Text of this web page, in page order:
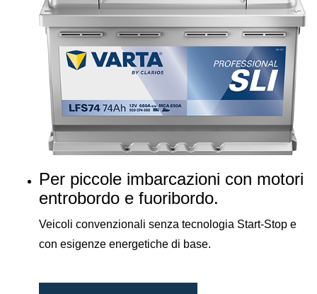
Per piccole imbarcazioni con motori
entrobordo e fuoribordo.
Veicoli convenzionali senza tecnologia Start-Stop e
con esigenze energetiche di base.